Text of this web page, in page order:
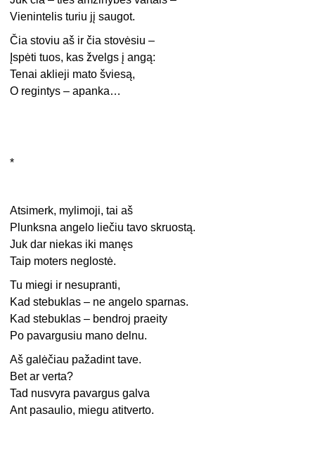
Vienintelis turiu jį saugot.
Čia stoviu aš ir čia stovėsiu –
Įspėti tuos, kas žvelgs į angą:
Tenai aklieji mato šviesą,
O regintys – apanka…
*
Atsimerk, mylimoji, tai aš
Plunksna angelo liečiu tavo skruostą.
Juk dar niekas iki manęs
Taip moters neglostė.
Tu miegi ir nesupranti,
Kad stebuklas – ne angelo sparnas.
Kad stebuklas – bendroj praeity
Po pavargusiu mano delnu.
Aš galėčiau pažadint tave.
Bet ar verta?
Tad nusvyra pavargus galva
Ant pasaulio, miegu atitverto.